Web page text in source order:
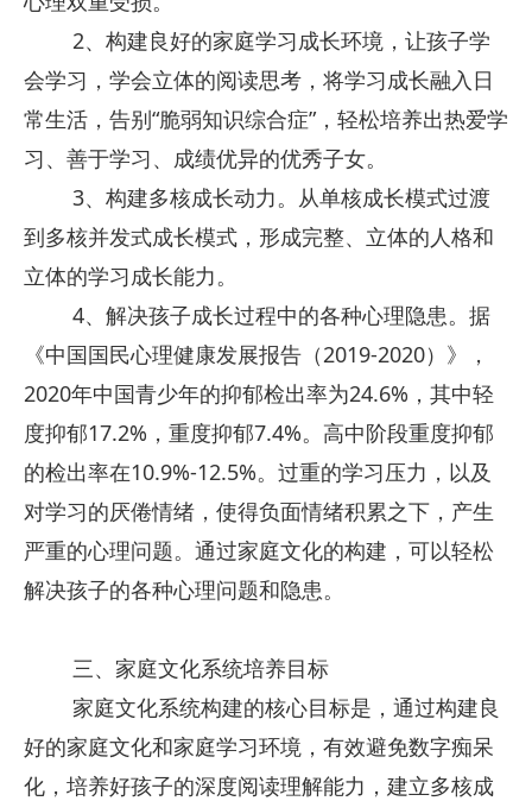
2、构建良好的家庭学习成长环境，让孩子学
会学习，学会立体的阅读思考，将学习成长融入日
常生活，告别“脆弱知识综合症”，轻松培养出热爱学
习、善于学习、成绩优异的优秀子女。
3、构建多核成长动力。从单核成长模式过渡
到多核并发式成长模式，形成完整、立体的人格和
立体的学习成长能力。
4、解决孩子成长过程中的各种心理隐患。据
《中国国民心理健康发展报告（2019-2020）》，
2020年中国青少年的抑郁检出率为24.6%，其中轻
度抑郁17.2%，重度抑郁7.4%。高中阶段重度抑郁
的检出率在10.9%-12.5%。过重的学习压力，以及
对学习的厌倦情绪，使得负面情绪积累之下，产生
严重的心理问题。通过家庭文化的构建，可以轻松
解决孩子的各种心理问题和隐患。
三、家庭文化系统培养目标
家庭文化系统构建的核心目标是，通过构建良
好的家庭文化和家庭学习环境，有效避免数字痴呆
化，培养好孩子的深度阅读理解能力，建立多核成